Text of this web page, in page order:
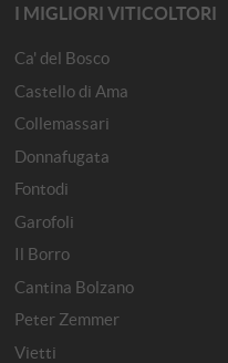
I MIGLIORI VITICOLTORI
Ca' del Bosco
Castello di Ama
Collemassari
Donnafugata
Fontodi
Garofoli
Il Borro
Cantina Bolzano
Peter Zemmer
Vietti